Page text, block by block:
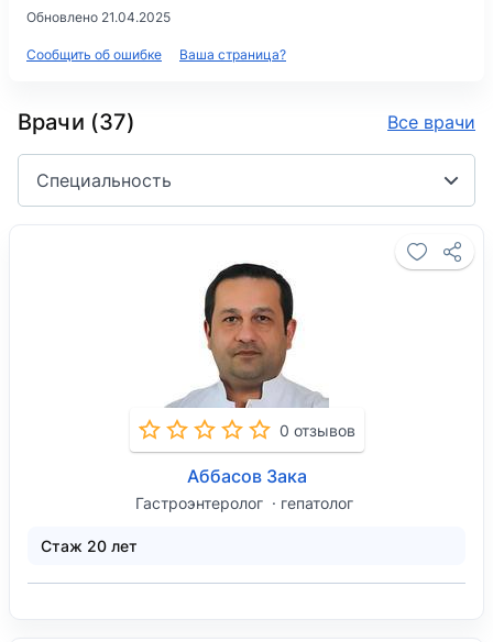
Обновлено 21.04.2025
Сообщить об ошибке Ваша страница?
Врачи (37) Все врачи
Специальность
0 отзывов
Аббасов Зака
Гастроэнтеролог гепатолог
Стаж 20 лет